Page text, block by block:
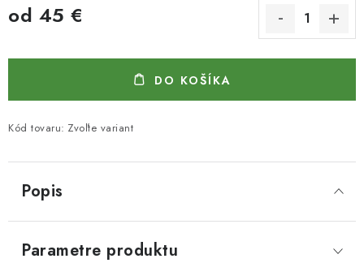
od 45 €
DO KOŠÍKA
Kód tovaru: Zvoľte variant
Popis
Parametre produktu